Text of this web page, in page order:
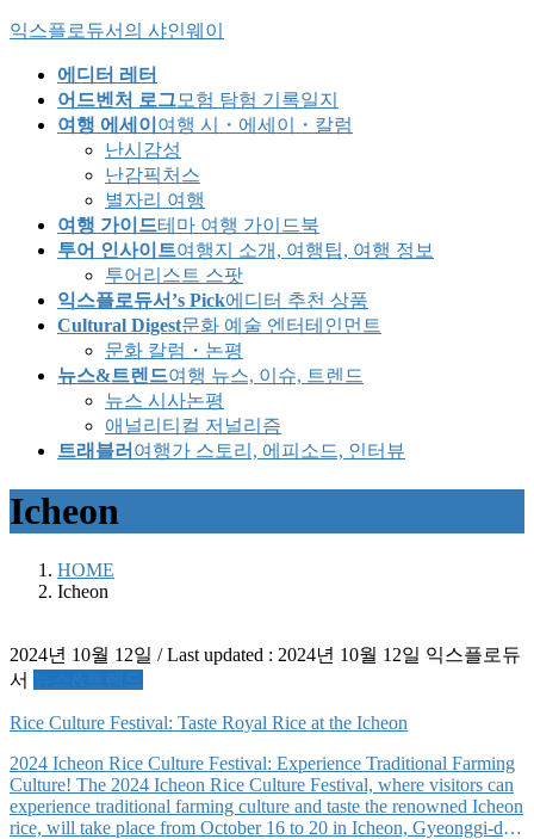
Skip
content
Skip
Navigation
익스플로듀서의 샤인웨이
에디터 레터
어드벤처 로그모험 탐험 기록일지
여행 에세이 여행 시・에세이・칼럼
난시감성
난감픽처스
별자리 여행
여행 가이드테마 여행 가이드북
투어 인사이트여행지 소개, 여행팁, 여행 정보
투어리스트 스팟
익스플로듀서’s Pick에디터 추천 상품
Cultural Digest문화 예술 엔터테인먼트
문화 칼럼・논평
뉴스&트렌드여행 뉴스, 이슈, 트렌드
뉴스 시사논평
애널리티컬 저널리즘
트래블러 여행가 스토리, 에피소드, 인터뷰
Icheon
HOME
Icheon
2024년 10월 12일 / Last updated : 2024년 10월 12일 익스플로듀
서
Rice Culture Festival: Taste Royal Rice at the Icheon
2024 Icheon Rice Culture Festival: Experience Traditional Farming
Culture! The 2024 Icheon Rice Culture Festival, where visitors can
experience traditional farming culture and taste the renowned Icheon
rice, will take place from October 16 to 20 in Icheon, Gyeonggi-do.